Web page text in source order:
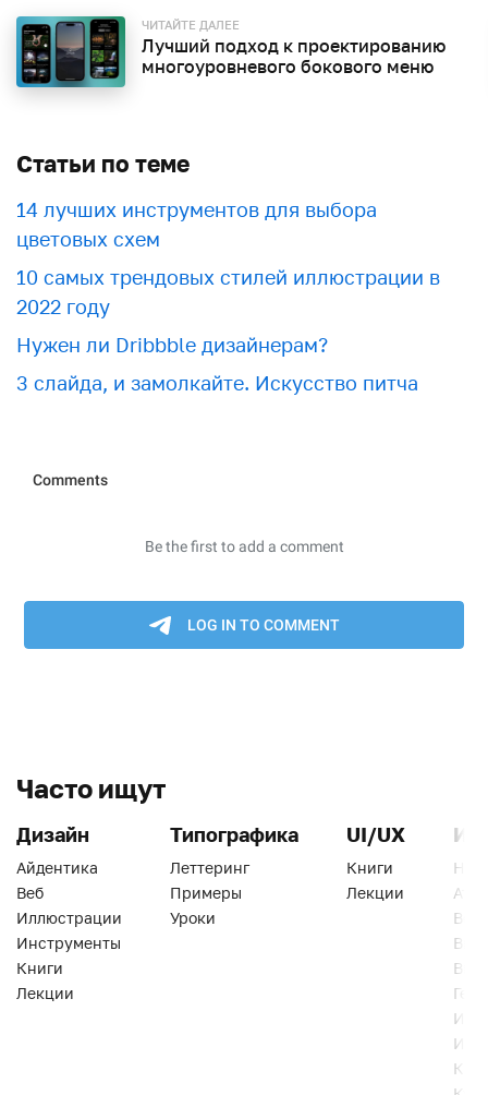
ЧИТАЙТЕ ДАЛЕЕ
Лучший подход к проектированию
многоуровневого бокового меню
Статьи по теме
​​14 лучших инструментов для выбора
цветовых схем
10 самых трендовых стилей иллюстрации в
2022 году
Нужен ли Dribbble дизайнерам?
3 слайда, и замолкайте. Искусство питча
Часто ищут
Дизайн
Айдентика
Веб
Иллюстрации
Инструменты
Книги
Лекции
Типографика
Леттеринг
Примеры
Уроки
UI/UX
Книги
Лекции
Веб